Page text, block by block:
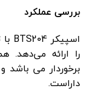
بررسی عملکرد
را ارائه می‌دهد.
برخوردار می باشد
داراست.